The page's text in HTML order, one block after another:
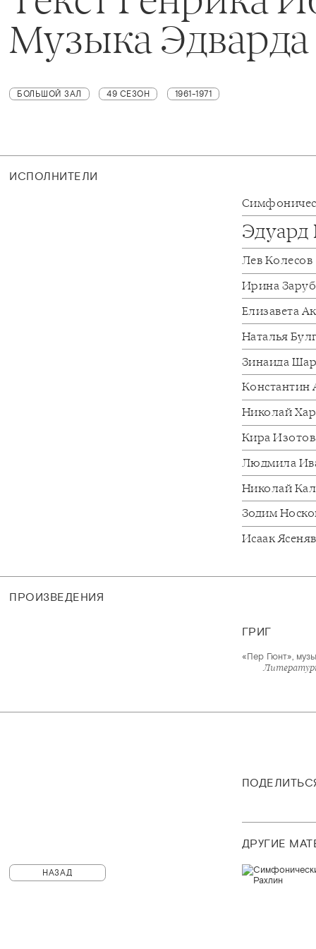
Музыка Эдварда
БОЛЬШОЙ ЗАЛ 49 СЕЗОН 1961-1971
ИСПОЛНИТЕЛИ
Лев Колесов
Ирина
Елизавета
Наталья
Зинаида
Константин
Николай
Кира
Людмила
Николай
Зодим
Исаак
ПРОИЗВЕДЕНИЯ
ГРИГ
«Пер Гюнт»,
ДРУГИЕ
НАЗАД